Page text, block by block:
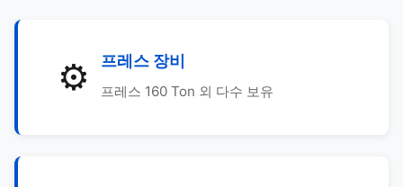
⚙️ 프레스 장비
프레스 160 Ton 외 다수 보유